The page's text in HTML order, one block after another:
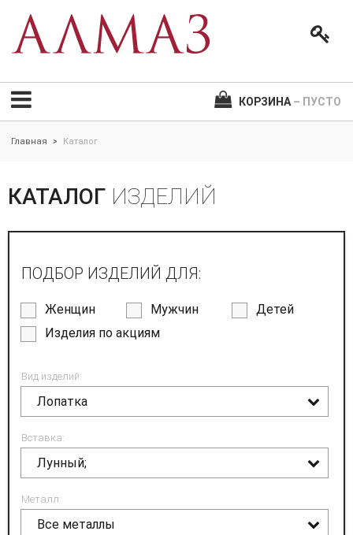
КОРЗИНА – ПУСТО
Главная > Каталог
КАТАЛОГ ИЗДЕЛИЙ
ПОДБОР ИЗДЕЛИЙ ДЛЯ:
Женщин Мужчин
Детей
Изделия по акциям
Вид изделий:
Лопатка
Вставка:
Лунный;
Металл:
Все металлы